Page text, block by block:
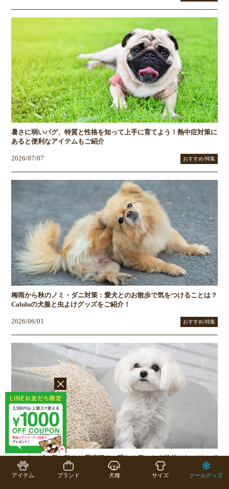
アイテム ブランド 犬種 サイズ クールグッズ
暑さに弱いパグ、特質と性格を知って上手に育てよう！熱中症対策に
あると便利なアイテムもご紹介
2026/07/07 おすすめ/特集
梅雨から秋のノミ・ダニ対策：愛犬とのお散歩で気をつけることは？
Caluluの犬服と虫よけグッズをご紹介！
2026/06/01 おすすめ/特集
イント、あると便利なアイテムをご紹介